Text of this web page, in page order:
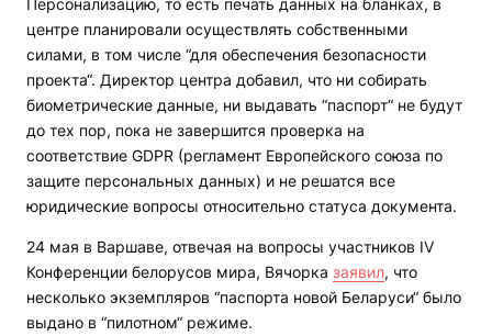
Персонализацию, то есть печать данных на бланках, в
центре планировали осуществлять собственными
силами, в том числе “для обеспечения безопасности
проекта“. Директор центра добавил, что ни собирать
биометрические данные, ни выдавать “паспорт“ не будут
до тех пор, пока не завершится проверка на
соответствие GDPR (регламент Европейского союза по
защите персональных данных) и не решатся все
юридические вопросы относительно статуса документа.
24 мая в Варшаве, отвечая на вопросы участников IV
Конференции белорусов мира, Вячорка заявил, что
несколько экземпляров “паспорта новой Беларуси“ было
выдано в “пилотном“ режиме.